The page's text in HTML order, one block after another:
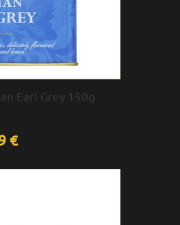
Earl Grey 150g
€